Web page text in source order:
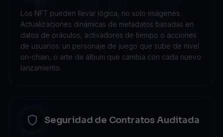
Los NFT pueden llevar lógica, no solo imágenes.
Actualizaciones dinámicas de metadatos basadas en
datos de oráculos, activadores de tiempo o acciones
de usuarios: un personaje de juego que sube de nivel
on-chain, o arte de álbum que cambia con cada nuevo
lanzamiento.
Seguridad de Contratos Auditada